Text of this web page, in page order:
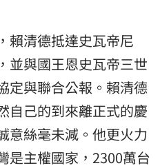
賴清德抵達史瓦帝尼
並與國王恩史瓦帝三世
定與聯合公報。賴清德
自己的到來離正式的慶
意絲毫未減。他更火力
是主權國家，2300萬台